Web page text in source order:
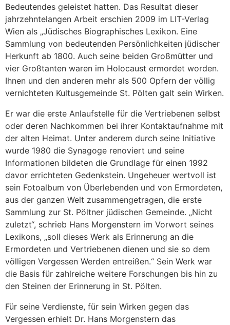
Bedeutendes geleistet hatten. Das Resultat dieser
jahrzehntelangen Arbeit erschien 2009 im LIT-Verlag
Wien als „Jüdisches Biographisches Lexikon. Eine
Sammlung von bedeutenden Persönlichkeiten jüdischer
Herkunft ab 1800. Auch seine beiden Großmütter und
vier Großtanten waren im Holocaust ermordet worden.
Ihnen und den anderen mehr als 500 Opfern der völlig
vernichteten Kultusgemeinde St. Pölten galt sein Wirken.
Er war die erste Anlaufstelle für die Vertriebenen selbst
oder deren Nachkommen bei ihrer Kontaktaufnahme mit
der alten Heimat. Unter anderem durch seine Initiative
wurde 1980 die Synagoge renoviert und seine
Informationen bildeten die Grundlage für einen 1992
davor errichteten Gedenkstein. Ungeheuer wertvoll ist
sein Fotoalbum von Überlebenden und von Ermordeten,
aus der ganzen Welt zusammengetragen, die erste
Sammlung zur St. Pöltner jüdischen Gemeinde. „Nicht
zuletzt“, schrieb Hans Morgenstern im Vorwort seines
Lexikons, „soll dieses Werk als Erinnerung an die
Ermordeten und Vertriebenen dienen und sie so dem
völligen Vergessen Werden entreißen.“ Sein Werk war
die Basis für zahlreiche weitere Forschungen bis hin zu
den Steinen der Erinnerung in St. Pölten.
Für seine Verdienste, für sein Wirken gegen das
Vergessen erhielt Dr. Hans Morgenstern das